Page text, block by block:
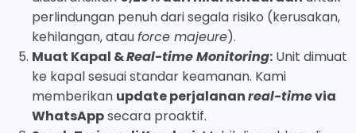
perlindungan penuh dari segala risiko (kerusakan,
kehilangan, atauforce majeure).
Muat Kapal &Real-time Monitoring: Unit dimuat
ke kapal sesuai standar keamanan. Kami
memberikan update perjalananreal-timevia
WhatsAppsecara proaktif.